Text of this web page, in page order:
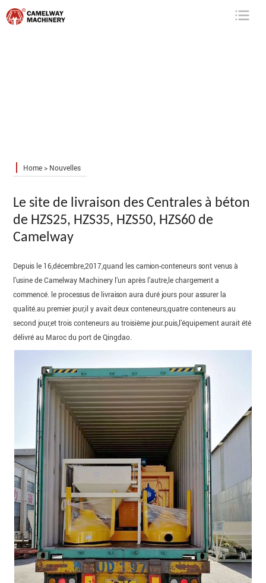
Home> Nouvelles
Le site de livraison des Centrales à béton
de HZS25, HZS35, HZS50, HZS60 de
Camelway
Depuis le 16,décembre,2017,quand les camion-conteneurs sont venus à
l’usine de Camelway Machinery l’un après l’autre,le chargement a
commencé. le processus de livraison aura duré jours pour assurer la
qualité.au premier jour,il y avait deux conteneurs,quatre conteneurs au
second jour,et trois conteneurs au troisième jour.puis,l’équipement aurait été
délivré au Maroc du port de Qingdao.